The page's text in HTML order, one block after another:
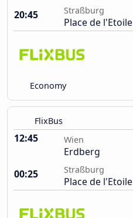
20:45
Straßburg
Place de l'Etoile
Economy
FlixBus
12:45 Wien
Erdberg
00:25
Straßburg
Place de l'Etoile